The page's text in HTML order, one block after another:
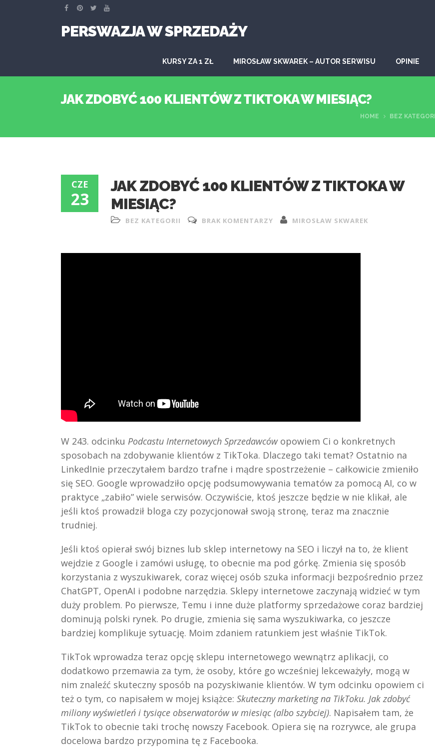
PERSWAZJA W SPRZEDAŻY
KURSY ZA 1 ZŁ MIROSŁAW SKWAREK – AUTOR SERWISU OPINIE
JAK ZDOBYĆ 100 KLIENTÓW Z TIKTOKA W MIESIĄC?
HOME BEZ KATEGORII
CZE
23
JAK ZDOBYĆ 100 KLIENTÓW Z TIKTOKA W
MIESIĄC?
BEZ KATEGORII BRAK KOMENTARZY MIROSŁAW SKWAREK
W 243. odcinku Podcastu Internetowych Sprzedawcówopowiem Ci o konkretnych
sposobach na zdobywanie klientów z TikToka. Dlaczego taki temat? Ostatnio na
LinkedInie przeczytałem bardzo trafne i mądre spostrzeżenie – całkowicie zmieniło
się SEO. Google wprowadziło opcję podsumowywania tematów za pomocą AI, co w
praktyce „zabiło” wiele serwisów. Oczywiście, ktoś jeszcze będzie w nie klikał, ale
jeśli ktoś prowadził bloga czy pozycjonował swoją stronę, teraz ma znacznie
trudniej.
Jeśli ktoś opierał swój biznes lub sklep internetowy na SEO i liczył na to, że klient
wejdzie z Google i zamówi usługę, to obecnie ma pod górkę. Zmienia się sposób
korzystania z wyszukiwarek, coraz więcej osób szuka informacji bezpośrednio przez
ChatGPT, OpenAI i podobne narzędzia. Sklepy internetowe zaczynają widzieć w tym
duży problem. Po pierwsze, Temu i inne duże platformy sprzedażowe coraz bardziej
dominują polski rynek. Po drugie, zmienia się sama wyszukiwarka, co jeszcze
bardziej komplikuje sytuację. Moim zdaniem ratunkiem jest właśnie TikTok.
TikTok wprowadza teraz opcję sklepu internetowego wewnątrz aplikacji, co
dodatkowo przemawia za tym, że osoby, które go wcześniej lekceważyły, mogą w
nim znaleźć skuteczny sposób na pozyskiwanie klientów. W tym odcinku opowiem ci
też o tym, co napisałem w mojej książce: Skuteczny marketing na TikToku. Jak zdobyć
miliony wyświetleń i tysiące obserwatorów w miesiąc (albo szybciej). Napisałem tam, że
TikTok to obecnie taki trochę nowszy Facebook. Opiera się na rozrywce, ale grupa
docelowa bardzo przypomina tę z Facebooka.